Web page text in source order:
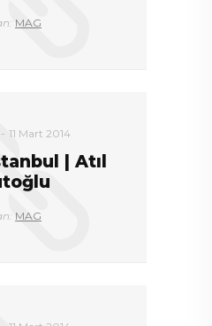
MAG
11 Mart 2014
| Atıl
MAG